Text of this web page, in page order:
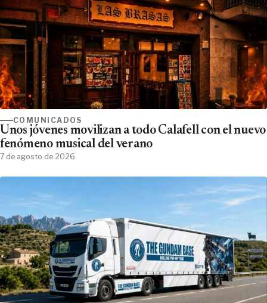
COMUNICADOS
Unos jóvenes movilizan a todo Calafell con el nuevo
fenómeno musical del verano
7 de agosto de 2026